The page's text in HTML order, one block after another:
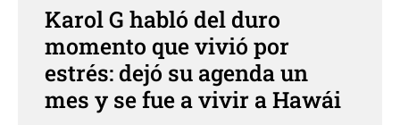
Karol G habló del duro
momento que vivió por
estrés: dejó su agenda un
mes y se fue a vivir a Hawái